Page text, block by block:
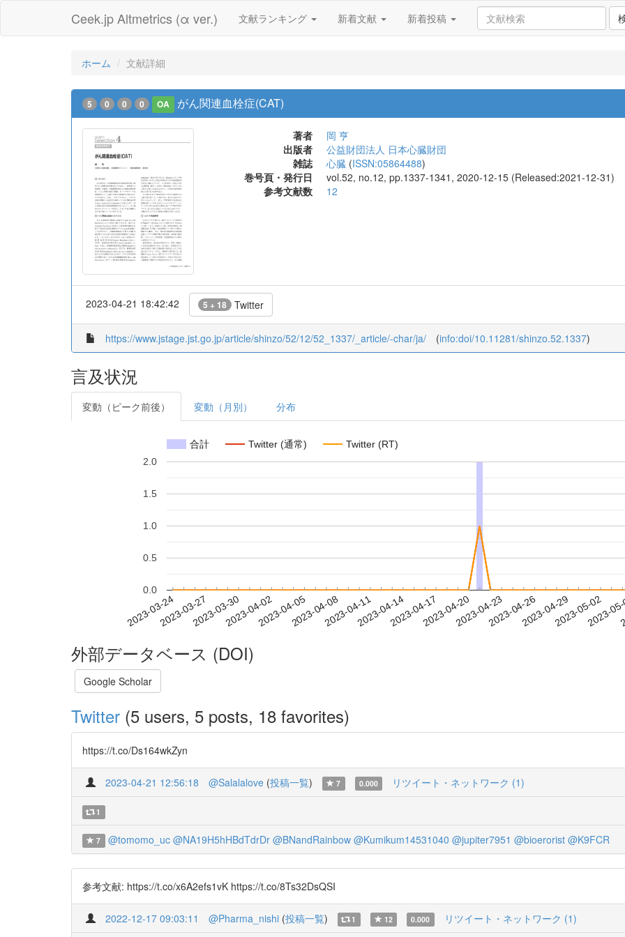
Ceek.jp Altmetrics (α ver.) 文献ランキング 新着文献 新着投稿
ホーム 文献詳細
5 0 0 0 OA がん関連血栓症(CAT)
著者
岡 亨
出版者
公益財団法人 日本心臓財団
雑誌
心臓 (ISSN:05864488)
巻号頁・発行日
vol.52, no.12, pp.1337-1341, 2020-12-15 (Released:2021-12-31)
参考文献数
12
2023-04-21 18:42:42 5 + 18 Twitter
https://www.jstage.jst.go.jp/article/shinzo/52/12/52_1337/_article/-char/ja/ (info:doi/10.11281/shinzo.52.1337)
言及状況
変動（ピーク前後） 変動（月別） 分布
合計 Twitter (通常) Twitter (RT)
2023-03-242023-03-272023-03-302023-04-022023-04-052023-04-082023-04-112023-04-142023-04-172023-04-202023-04-232023-04-262023-04-292023-05-02
2023-
0.0
0.5
1.0
1.5
2.0
外部データベース (DOI)
Google Scholar
Twitter (5 users, 5 posts, 18 favorites)
https://t.co/Ds164wkZyn
2023-04-21 12:56:18 @Salalalove (投稿一覧) 7 0.000 リツイート・ネットワーク (1)
1
7 @tomomo_uc @NA19H5hHBdTdrDr @BNandRainbow @Kumikum14531040 @jupiter7951 @bioerorist @K9FCR
参考文献: https://t.co/x6A2efs1vK https://t.co/8Ts32DsQSI
2022-12-17 09:03:11 @Pharma_nishi (投稿一覧) 1 12 0.000 リツイート・ネットワーク (1)